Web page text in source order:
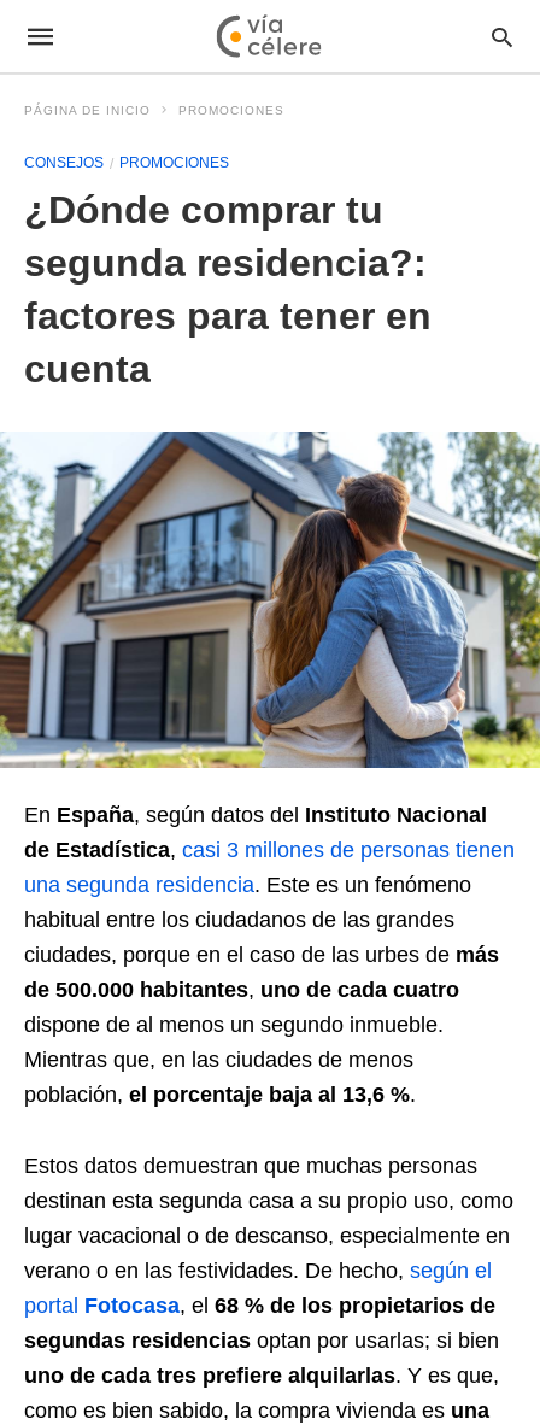
PÁGINA DE INICIO PROMOCIONES
CONSEJOS PROMOCIONES
¿Dónde comprar tu
segunda residencia?:
factores para tener en
cuenta
En España, según datos del Instituto Nacional
de Estadística, casi 3 millones de personas tienen
una segunda residencia. Este es un fenómeno
habitual entre los ciudadanos de las grandes
ciudades, porque en el caso de las urbes de más
de 500.000 habitantes, uno de cada cuatro
dispone de al menos un segundo inmueble.
Mientras que, en las ciudades de menos
población, el porcentaje baja al 13,6 %.
Estos datos demuestran que muchas personas
destinan esta segunda casa a su propio uso, como
lugar vacacional o de descanso, especialmente en
verano o en las festividades. De hecho, según el
portal Fotocasa, el 68 % de los propietarios de
segundas residencias optan por usarlas; si bien
uno de cada tres prefiere alquilarlas. Y es que,
como es bien sabido, la compra vivienda es una